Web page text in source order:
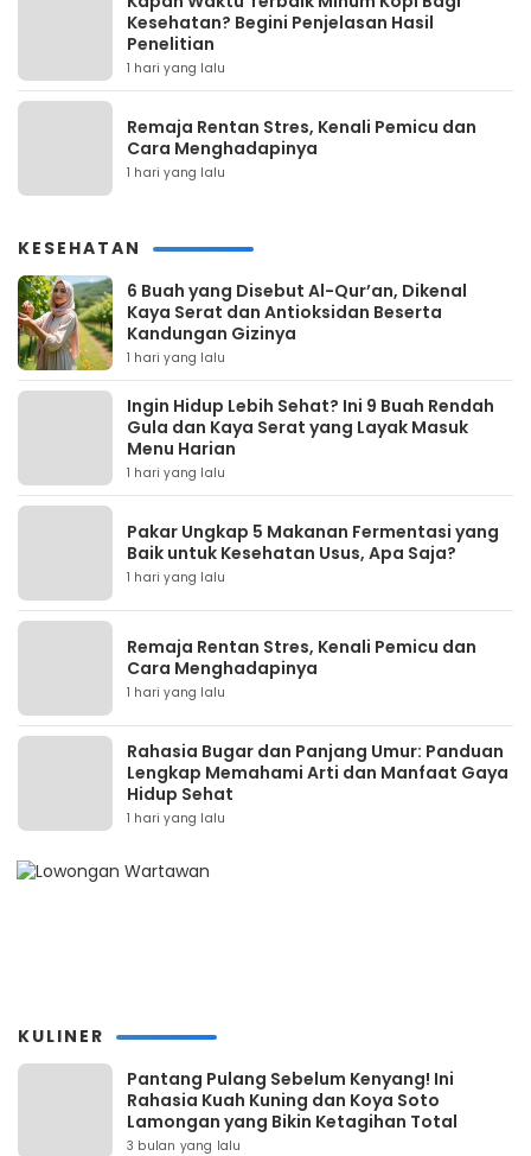
Kesehatan? Begini Penjelasan Hasil
Penelitian
1 hari yang lalu
Remaja Rentan Stres, Kenali Pemicu dan
Cara Menghadapinya
1 hari yang lalu
KESEHATAN
6 Buah yang Disebut Al-Qur’an, Dikenal
Kaya Serat dan Antioksidan Beserta
Kandungan Gizinya
1 hari yang lalu
Ingin Hidup Lebih Sehat? Ini 9 Buah Rendah
Gula dan Kaya Serat yang Layak Masuk
Menu Harian
1 hari yang lalu
Pakar Ungkap 5 Makanan Fermentasi yang
Baik untuk Kesehatan Usus, Apa Saja?
1 hari yang lalu
Remaja Rentan Stres, Kenali Pemicu dan
Cara Menghadapinya
1 hari yang lalu
Rahasia Bugar dan Panjang Umur: Panduan
Lengkap Memahami Arti dan Manfaat Gaya
Hidup Sehat
1 hari yang lalu
KULINER
Pantang Pulang Sebelum Kenyang! Ini
Rahasia Kuah Kuning dan Koya Soto
Lamongan yang Bikin Ketagihan Total
3 bulan yang lalu